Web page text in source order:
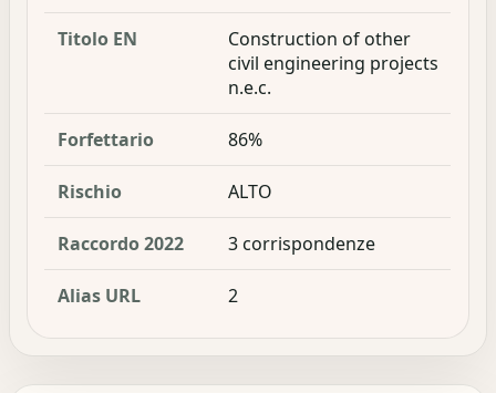
Titolo EN
Construction of other
civil engineering projects
n.e.c.
Forfettario 86%
Rischio ALTO
Raccordo 2022 3 corrispondenze
Alias URL 2